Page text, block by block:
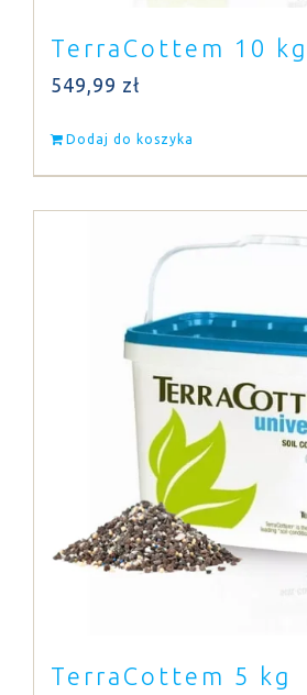
TerraCottem 10 kg
549,99 zł
Dodaj do koszyka
TerraCottem 5 kg